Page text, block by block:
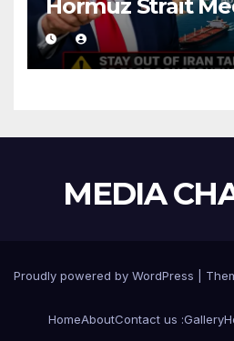
Hormuz Strait
With Iran
MEDIA
Proudly powered by WordPress
HomeAboutContact us :Gallery